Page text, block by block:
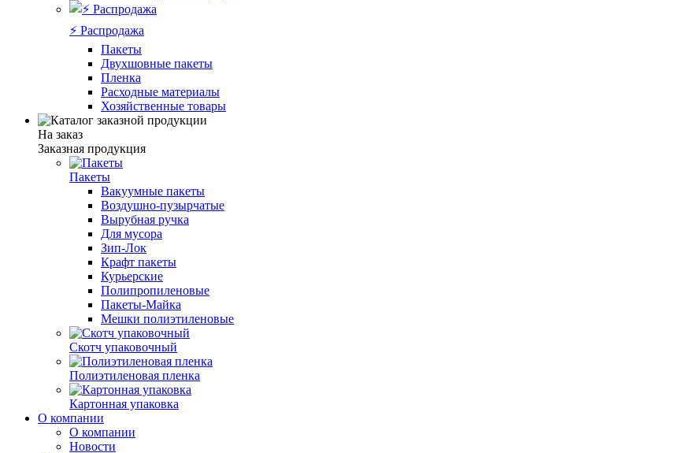
⚡️ Распродажа
Пакеты
Двухшовные пакеты
Пленка
Расходные материалы
Хозяйственные товары
На заказ
Заказная продукция
Пакеты
Вакуумные пакеты
Воздушно-пузырчатые
Вырубная ручка
Для мусора
Зип-Лок
Крафт пакеты
Курьерские
Полипропиленовые
Пакеты-Майка
Мешки полиэтиленовые
Скотч упаковочный
Полиэтиленовая пленка
Картонная упаковка
О компании
О компании
Новости